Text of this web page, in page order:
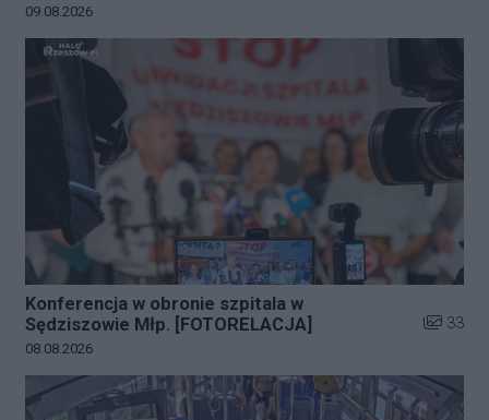
Data dodania galerii:
09.08.2026
Konferencja w obronie szpitala w
Sędziszowie Młp. [FOTORELACJA]
Liczba
33
Data dodania galerii:
08.08.2026